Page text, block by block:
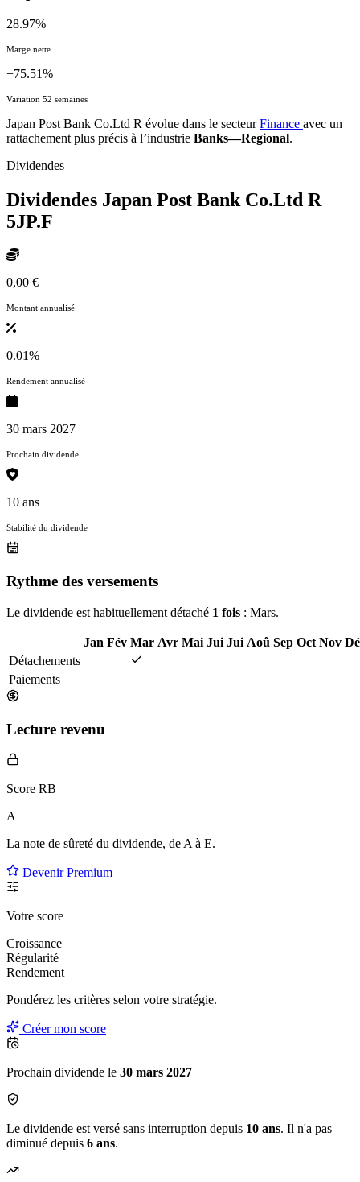
28.97%
Marge nette
+75.51%
Variation 52 semaines
Japan Post Bank Co.Ltd R évolue dans le secteurFinance avec un
rattachement plus précis à l’industrie Banks—Regional.
Dividendes
Dividendes Japan Post Bank Co.Ltd R
5JP.F
0,00 €
Montant annualisé
0.01%
Rendement annualisé
30 mars 2027
Prochain dividende
10 ans
Stabilité du dividende
Rythme des versements
Le dividende est habituellement détaché 1 fois : Mars.
Jan Fév Mar Avr Mai Jui Jui Aoû Sep Oct Nov
Détachements
Paiements
Lecture revenu
Score RB
A
La note de sûreté du dividende, de A à E.
Devenir Premium
Votre score
Croissance
Régularité
Rendement
Pondérez les critères selon votre stratégie.
Créer mon score
Prochain dividende le 30 mars 2027
Le dividende est versé sans interruption depuis 10 ans. Il n'a pas
diminué depuis 6 ans.